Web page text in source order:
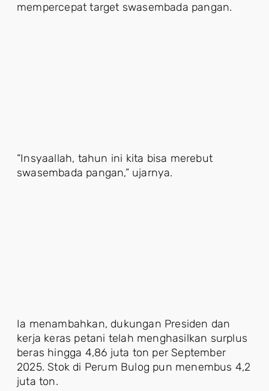
mempercepat target swasembada pangan.
“Insyaallah, tahun ini kita bisa merebut
swasembada pangan,” ujarnya.
Ia menambahkan, dukungan Presiden dan
kerja keras petani telah menghasilkan surplus
beras hingga 4,86 juta ton per September
2025. Stok di Perum Bulog pun menembus 4,2
juta ton.